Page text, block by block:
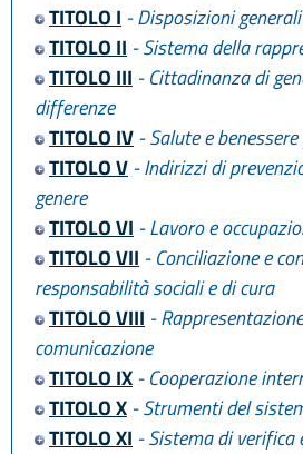
L.R. 14 giugno 2024, n.
L.R. 25 luglio 2025, n. 9
L.R. 28 luglio 2026, n. 9
TITOLO I - Disposizioni
TITOLO II - Sistema della
TITOLO III - Cittadinanza di
differenze
TITOLO IV- Salute e
TITOLO V- Indirizzi di
genere
TITOLO VI - Lavoro e
TITOLO VII - Conciliazione e
responsabilità sociali e di cura
TITOLO VIII -
comunicazione
TITOLO IX- Cooperazione
TITOLO X- Strumenti del
TITOLO XI - Sistema di verifica